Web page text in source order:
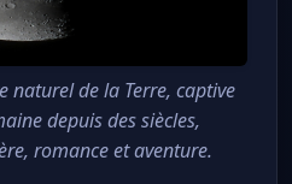
naturel de la Terre, captive
depuis des siècles,
romance et aventure.